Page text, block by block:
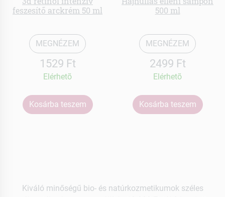
feszesítő arckrém 50 ml
MEGNÉZEM
1529 Ft
Elérhetõ
Kosárba teszem
500 ml
MEGNÉZEM
2499 Ft
Elérhetõ
Kosárba teszem
Kiváló minőségű bio- és natúrkozmetikumok széles